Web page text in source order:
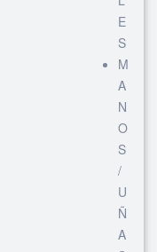
E
S
M
A
N
O
S
/
U
Ñ
A